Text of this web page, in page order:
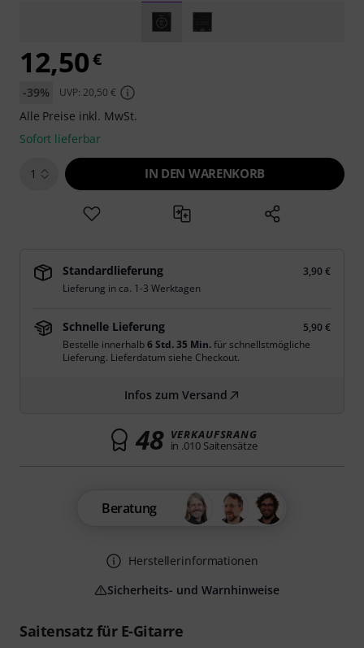
Saitensatz für E-Gitarre
12,50€
-39% UVP: 20,50 €
Alle Preise inkl. MwSt.
Sofort lieferbar
1 IN DEN WARENKORB
Standardlieferung
3,90 €
Lieferung in ca. 1-3 Werktagen
Schnelle Lieferung
5,90 €
Bestelle innerhalb6 Std. 35 Min.für schnellstmögliche
Lieferung. Lieferdatum siehe Checkout.
Infos zum Versand
48 VERKAUFSRANG
in .010 Saitensätze
Beratung
Herstellerinformationen
Sicherheits- und Warnhinweise